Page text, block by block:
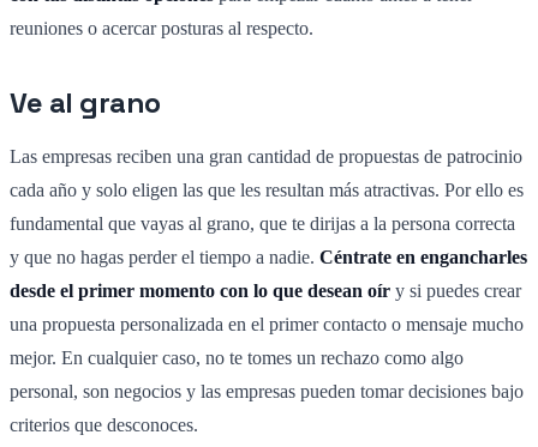
reuniones o acercar posturas al respecto.
Ve al grano
Las empresas reciben una gran cantidad de propuestas de patrocinio
cada año y solo eligen las que les resultan más atractivas. Por ello es
fundamental que vayas al grano, que te dirijas a la persona correcta
y que no hagas perder el tiempo a nadie. Céntrate en engancharles
desde el primer momento con lo que desean oír y si puedes crear
una propuesta personalizada en el primer contacto o mensaje mucho
mejor. En cualquier caso, no te tomes un rechazo como algo
personal, son negocios y las empresas pueden tomar decisiones bajo
criterios que desconoces.